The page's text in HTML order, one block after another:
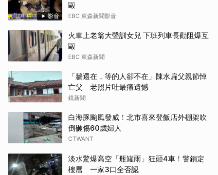
影音
毆
EBC 東森新聞影音
火車上老翁大聲訓女兒 下班列車長勸阻爆互
毆
EBC 東森新聞
「牆還在，等的人卻不在」陳水扁父親節悼
亡父 老照片吐最痛遺憾
鏡新聞
白海豚颱風發威！北市喜來登飯店外棚架吹
倒砸傷60歲婦人
CTWANT
淡水驚爆高空「瓶罐雨」狂砸4車！警鎖定
樓層 一家3口全否認